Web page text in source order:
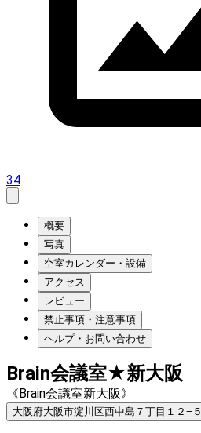
34
概要
写真
空室カレンダー・設備
アクセス
レビュー
禁止事項・注意事項
ヘルプ・お問い合わせ
Brain会議室★新大阪
《Brain会議室新大阪》
大阪府大阪市淀川区西中島７丁目１２−５